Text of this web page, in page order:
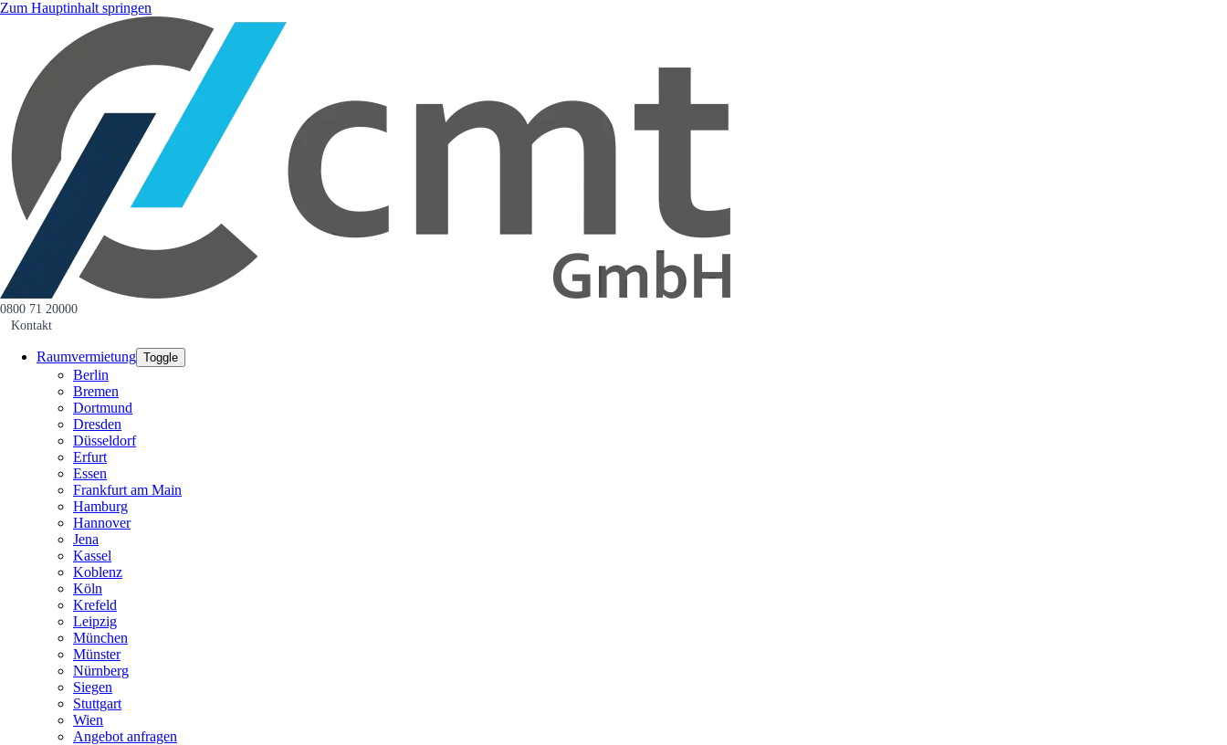
Zum Hauptinhalt springen
0800 71 20000
Kontakt
Raumvermietung Toggle
Berlin
Bremen
Dortmund
Dresden
Düsseldorf
Erfurt
Essen
Frankfurt am Main
Hamburg
Hannover
Jena
Kassel
Koblenz
Köln
Krefeld
Leipzig
München
Münster
Nürnberg
Siegen
Stuttgart
Wien
Angebot anfragen